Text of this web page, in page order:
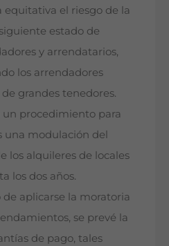
el riesgo de la
estado de
y arrendatarios,
los arrendadores
grandes tenedores.
procedimiento para
una modulación del
los alquileres de locales
los dos años.
aplicarse la moratoria
se prevé la
de pago, tales